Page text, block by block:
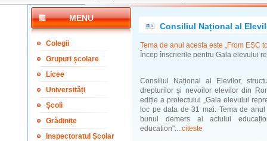
MENU
Colegii
Grupuri școlare
Licee
Universități
Școli
Grădinițe
Inspectoratul Școlar
Consiliul Național al
Tema de anul acesta este „From ESC
Încep înscrierile pentru Gala elevului
Consiliul Național al Elevilor,
drepturilor și nevoilor elevilor din
ediție a proiectului „Gala elevului
loc pe data de 31 mai. Tema de
bunul demers al actului
education"....citeste